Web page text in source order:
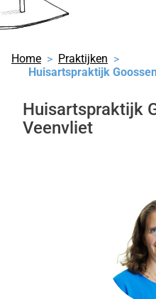
Home
Praktijken
Huisartspraktijk
Huisartspraktijk
Veenvliet